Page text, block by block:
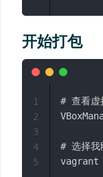
开始打包
# 查看虚
# 选择
1
2
3
4
5